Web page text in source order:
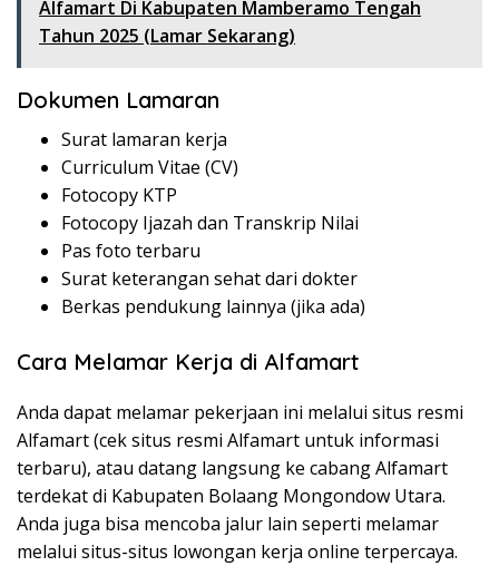
Alfamart Di Kabupaten Mamberamo Tengah
Tahun 2025 (Lamar Sekarang)
Dokumen Lamaran
Surat lamaran kerja
Curriculum Vitae (CV)
Fotocopy KTP
Fotocopy Ijazah dan Transkrip Nilai
Pas foto terbaru
Surat keterangan sehat dari dokter
Berkas pendukung lainnya (jika ada)
Cara Melamar Kerja di Alfamart
Anda dapat melamar pekerjaan ini melalui situs resmi
Alfamart (cek situs resmi Alfamart untuk informasi
terbaru), atau datang langsung ke cabang Alfamart
terdekat di Kabupaten Bolaang Mongondow Utara.
Anda juga bisa mencoba jalur lain seperti melamar
melalui situs-situs lowongan kerja online terpercaya.